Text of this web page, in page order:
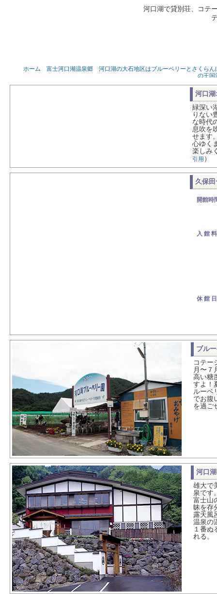
河口湖で貸別荘、コテ
ホーム 富士河口湖温泉郷 河口湖の大石地区はブルーベリーとさくらんぼ
の王国
河口
緑深い
りない
な時代
息吹を
せます
心ゆく
楽しみ
引用 ）
久保
開館時
入 館 料
休 館 日
ブル
コテー
月〜７
高い糖
すよ！
ルーベ
でお腹
を過ご
河口
雄大で
泉です
富士山
昧を存
露天風
温泉の
１番ぬ
れる。